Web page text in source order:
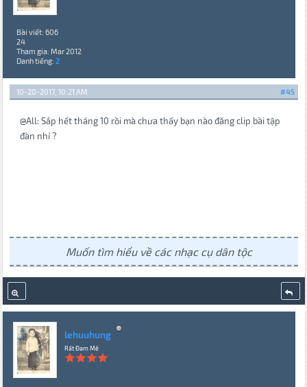
Bài viết: 606
24
Tham gia: Mar 2012
Danh tiếng: 2
#45
10-20-2017, 10:21 AM
@All: Sắp hết tháng 10 rồi mà chưa thấy bạn nào đăng clip bài tập
đàn nhỉ ?
Muốn tìm hiểu về các nhạc cụ dân tộc
lehuuhung
Rất Đam Mê